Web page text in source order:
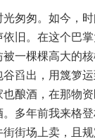
匆匆。如今，
旧。在这个巴
被一棵棵高大的
谷舀出，用篾箩
也酿酒，在那物
。多年前我来格
街街场上卖，且